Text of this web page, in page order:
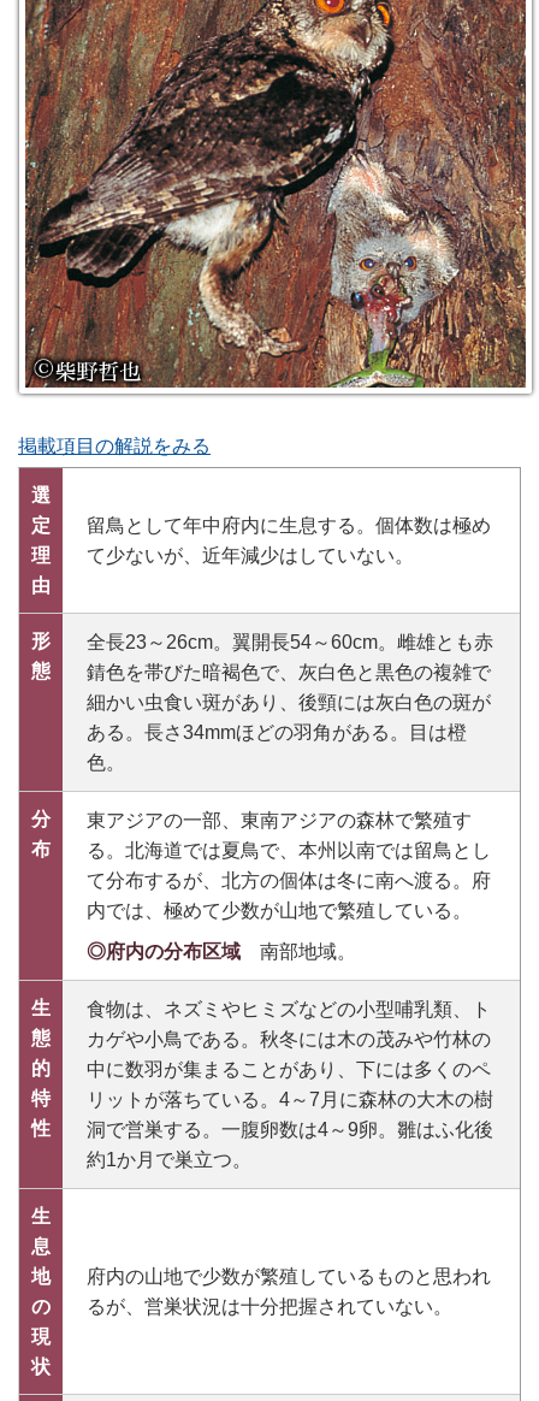
掲載項目の解説をみる
選
定
理
由
留鳥として年中府内に生息する。個体数は極め
て少ないが、近年減少はしていない。
形
態
全長23～26cm。翼開長54～60cm。雌雄とも赤
錆色を帯びた暗褐色で、灰白色と黒色の複雑で
細かい虫食い斑があり、後頸には灰白色の斑が
ある。長さ34mmほどの羽角がある。目は橙
色。
分
布
東アジアの一部、東南アジアの森林で繁殖す
る。北海道では夏鳥で、本州以南では留鳥とし
て分布するが、北方の個体は冬に南へ渡る。府
内では、極めて少数が山地で繁殖している。
◎府内の分布区域 南部地域。
生
態
的
特
性
食物は、ネズミやヒミズなどの小型哺乳類、ト
カゲや小鳥である。秋冬には木の茂みや竹林の
中に数羽が集まることがあり、下には多くのペ
リットが落ちている。4～7月に森林の大木の樹
洞で営巣する。一腹卵数は4～9卵。雛はふ化後
約1か月で巣立つ。
生
息
地
の
現
状
府内の山地で少数が繁殖しているものと思われ
るが、営巣状況は十分把握されていない。